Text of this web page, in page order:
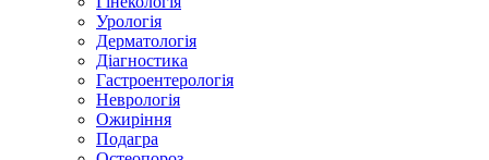
Урологія
Дерматологія
Діагностика
Гастроентерологія
Неврологія
Ожиріння
Подагра